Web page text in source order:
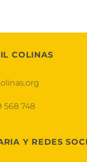
COLINAS
568 748
Y REDES